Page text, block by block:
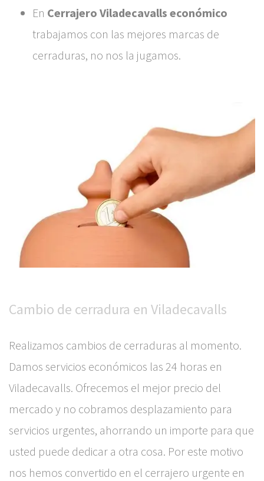
En Cerrajero Viladecavalls económico
trabajamos con las mejores marcas de
cerraduras, no nos la jugamos.
Cambio de cerradura en Viladecavalls
Realizamos cambios de cerraduras al momento.
Damos servicios económicos las 24 horas en
Viladecavalls. Ofrecemos el mejor precio del
mercado y no cobramos desplazamiento para
servicios urgentes, ahorrando un importe para que
usted puede dedicar a otra cosa. Por este motivo
nos hemos convertido en el cerrajero urgente en